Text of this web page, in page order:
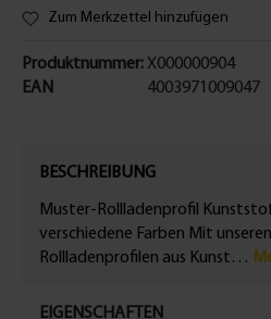
Zum Merkzettel hinzufügen
Produktnummer:
EAN
X000000904
4003971009047
BESCHREIBUNG
Muster-Rollladenprofil
verschiedene Farben Mit
Rollladenprofilen aus Kunst…
EIGENSCHAFTEN